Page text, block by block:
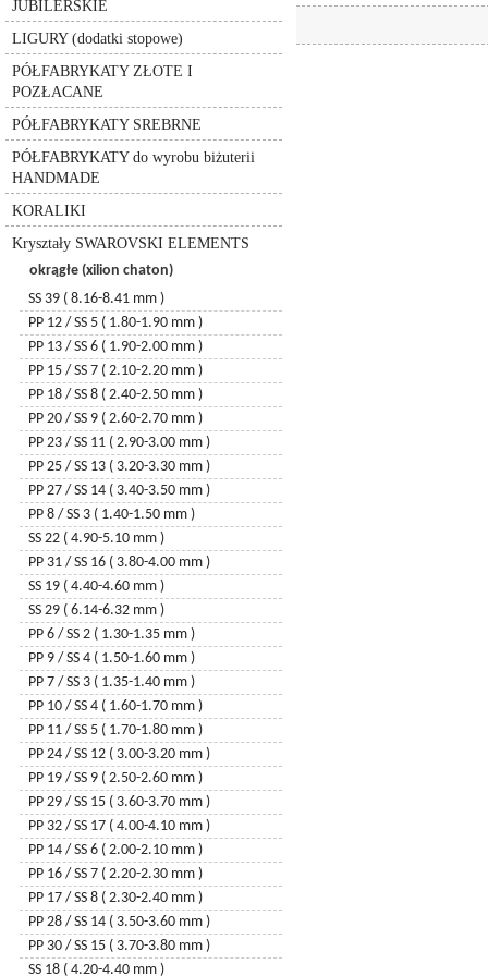
JUBILERSKIE
wiertła
LIGURY (dodatki stopowe)
do srebra
inne
PÓŁFABRYKATY ZŁOTE I
POZŁACANE
złote
pozłacane
łańcuszki
PÓŁFABRYKATY SREBRNE
szpilki
kulki
łańcuszki
rurki
pierścionki
PÓŁFABRYKATY do wyrobu biżuterii
HANDMADE
zakończenia jubilerskie
zawieszki jubilerskie
elementy montażowe
przekładki i rurki jubilerskie
druty, linki, żyłki
łańcuszki metalowe
zawieszki
KORALIKI
lawa wulkaniczna
jaspis
kulki discoball
kulki ceramiczne
kulki metalowe
kulki akrylowe
koraliki MIYUKI
agat
Kryształy SWAROVSKI ELEMENTS
okrągłe (xilion chaton)
SS 39 ( 8.16-8.41 mm )
PP 12 / SS 5 ( 1.80-1.90 mm )
PP 13 / SS 6 ( 1.90-2.00 mm )
PP 15 / SS 7 ( 2.10-2.20 mm )
PP 18 / SS 8 ( 2.40-2.50 mm )
PP 20 / SS 9 ( 2.60-2.70 mm )
PP 23 / SS 11 ( 2.90-3.00 mm )
PP 25 / SS 13 ( 3.20-3.30 mm )
PP 27 / SS 14 ( 3.40-3.50 mm )
PP 8 / SS 3 ( 1.40-1.50 mm )
SS 22 ( 4.90-5.10 mm )
PP 31 / SS 16 ( 3.80-4.00 mm )
SS 19 ( 4.40-4.60 mm )
SS 29 ( 6.14-6.32 mm )
PP 6 / SS 2 ( 1.30-1.35 mm )
PP 9 / SS 4 ( 1.50-1.60 mm )
PP 7 / SS 3 ( 1.35-1.40 mm )
PP 10 / SS 4 ( 1.60-1.70 mm )
PP 11 / SS 5 ( 1.70-1.80 mm )
PP 24 / SS 12 ( 3.00-3.20 mm )
PP 19 / SS 9 ( 2.50-2.60 mm )
PP 29 / SS 15 ( 3.60-3.70 mm )
PP 32 / SS 17 ( 4.00-4.10 mm )
PP 14 / SS 6 ( 2.00-2.10 mm )
PP 16 / SS 7 ( 2.20-2.30 mm )
PP 17 / SS 8 ( 2.30-2.40 mm )
PP 28 / SS 14 ( 3.50-3.60 mm )
PP 30 / SS 15 ( 3.70-3.80 mm )
SS 18 ( 4.20-4.40 mm )
6530 – pure drop
6764 – clover pendant
6000
6100
6735 - leaf
6721 - starfish
6723 - shell
6714 - star
6860 - krzyżyk
6866 - krzyżyk
6864 - krzyżyk
6911 – kaputt owal
6790 - coral (3 springs)
6791 – coral (2 springs)
6215 - serce
6262 - serce miss u
6264 - serce truly in love
6320 – romb
6328 – becone
5040 – briolette bead
6904 - lily
6900 - ginko
6704 - snowflake
6023 – xirius raindrop
6049 – round disc
6748 – edelweiss
6792 – infinity
6540 – twisted drop
6650 – cubist
6685 – graphic
6261 – 2 U heart
6091 – flat baroque
6525 - wave
3009 – button
3221 – twist sew-on
6012 - flat briolette
6480 – spike pendant
6020 - helix
6734 - pure leaf
6465 - queen baguette
6017 - crystalactite